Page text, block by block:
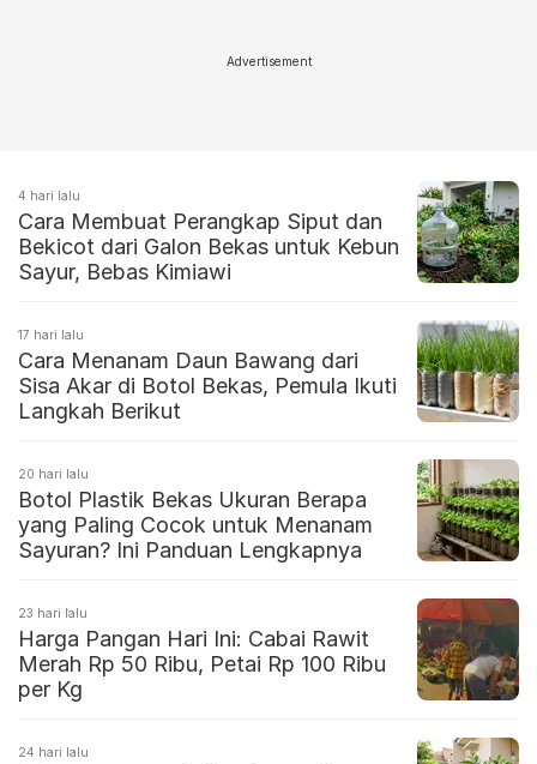
Advertisement
4 hari lalu
Cara Membuat Perangkap Siput dan
Bekicot dari Galon Bekas untuk Kebun
Sayur, Bebas Kimiawi
17 hari lalu
Cara Menanam Daun Bawang dari
Sisa Akar di Botol Bekas, Pemula Ikuti
Langkah Berikut
20 hari lalu
Botol Plastik Bekas Ukuran Berapa
yang Paling Cocok untuk Menanam
Sayuran? Ini Panduan Lengkapnya
23 hari lalu
Harga Pangan Hari Ini: Cabai Rawit
Merah Rp 50 Ribu, Petai Rp 100 Ribu
per Kg
24 hari lalu